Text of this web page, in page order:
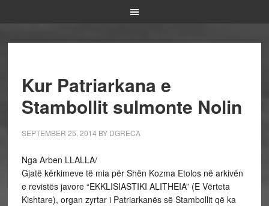
Kur Patriarkana e
Stambollit sulmonte Nolin
SEPTEMBER 25, 2014 BY DGRECA
Nga Arben LLALLA/
Gjatë kërkimeve të mia për Shën Kozma Etolos në arkivën
e revistës javore “EKKLISIASTIKI ALITHEIA” (E Vërteta
Kishtare), organ zyrtar i Patriarkanës së Stambollit që ka